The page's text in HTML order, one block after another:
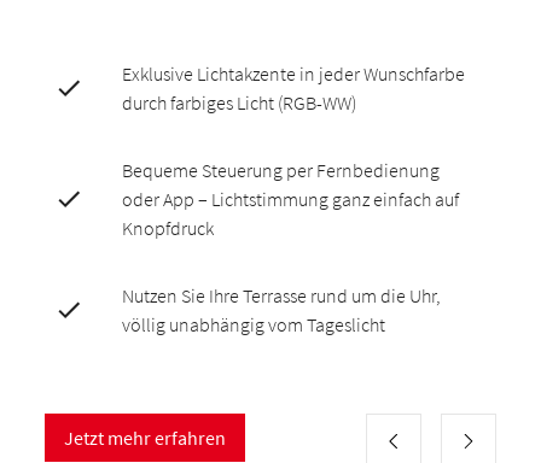
Exklusive Lichtakzente in jeder Wunschfarbe
durch farbiges Licht (RGB-WW)
Bequeme Steuerung per Fernbedienung
oder App – Lichtstimmung ganz einfach auf
Knopfdruck
Nutzen Sie Ihre Terrasse rund um die Uhr,
völlig unabhängig vom Tageslicht
Jetzt mehr erfahren